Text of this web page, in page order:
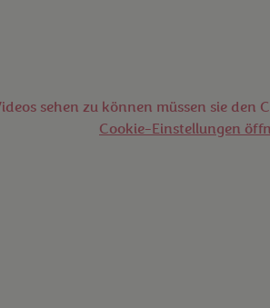
sehen zu können müssen sie den
Cookie-Einstellungen